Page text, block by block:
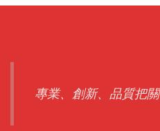
專業、創新、品質把關